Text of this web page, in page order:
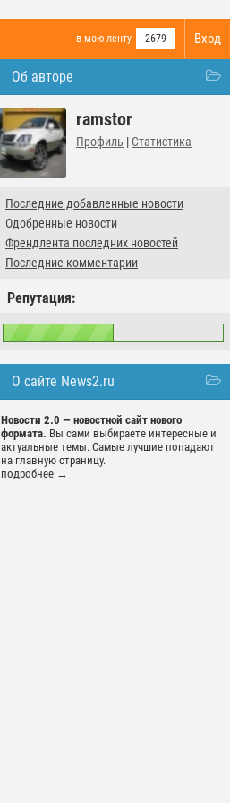
Вход
в мою ленту 2679
Об авторе
ramstor
Профиль | Статистика
Последние добавленные новости
Одобренные новости
Френдлента последних новостей
Последние комментарии
Репутация:
О сайте News2.ru
Новости 2.0 — новостной сайт нового
формата. Вы сами выбираете интересные и
актуальные темы. Самые лучшие попадают
на главную страницу.
подробнее →